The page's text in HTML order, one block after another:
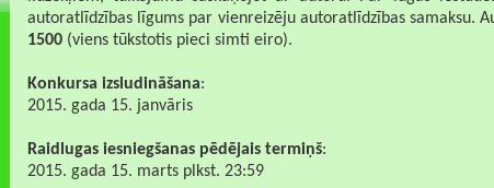
autoratlīdzības līgums par vienreizēju autoratlīdzības samaksu.
1500 (viens tūkstotis pieci simti eiro).
Konkursa izsludināšana:
2015. gada 15. janvāris
Raidlugas iesniegšanas pēdējais termiņš:
2015. gada 15. marts plkst. 23:59